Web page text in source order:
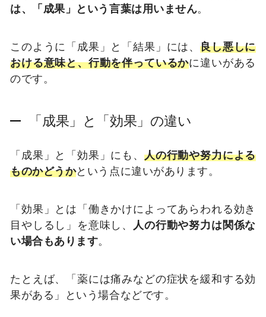
は、「成果」という言葉は用いません。
このように「成果」と「結果」には、良し悪しに
おける意味と、行動を伴っているかに違いがある
のです。
「成果」と「効果」の違い
「成果」と「効果」にも、 人の行動や努力による
ものかどうかという点に違いがあります。
「効果」とは「働きかけによってあらわれる効き
目やしるし」を意味し、
人の行動や努力は関係な
い場合もあります。
たとえば、「薬には痛みなどの症状を緩和する効
果がある」という場合などです。